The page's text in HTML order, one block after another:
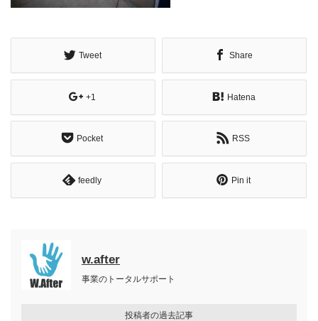
Tweet Share
+1 Hatena
Pocket RSS
feedly Pin it
w.after
事業のトータルサポート
投稿者の過去記事